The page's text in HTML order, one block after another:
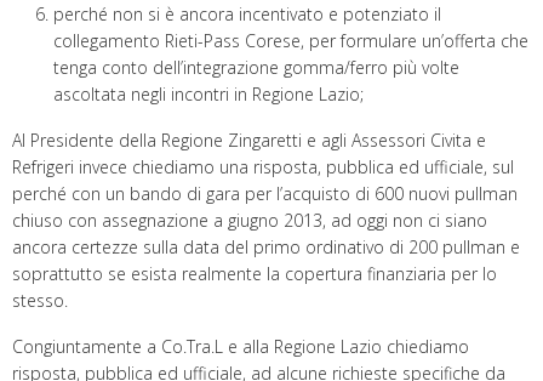
perché non si è ancora incentivato e potenziato il
collegamento Rieti-Pass Corese, per formulare un’offerta che
tenga conto dell’integrazione gomma/ferro più volte
ascoltata negli incontri in Regione Lazio;
Al Presidente della Regione Zingaretti e agli Assessori Civita e
Refrigeri invece chiediamo una risposta, pubblica ed ufficiale, sul
perché con un bando di gara per l’acquisto di 600 nuovi pullman
chiuso con assegnazione a giugno 2013, ad oggi non ci siano
ancora certezze sulla data del primo ordinativo di 200 pullman e
soprattutto se esista realmente la copertura finanziaria per lo
stesso.
Congiuntamente a Co.Tra.L e alla Regione Lazio chiediamo
risposta, pubblica ed ufficiale, ad alcune richieste specifiche da